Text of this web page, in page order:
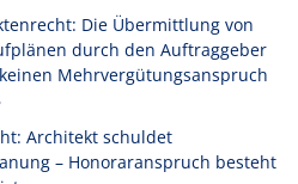
Die Übermittlung von
durch den Auftraggeber
Mehrvergütungsanspruch
Architekt schuldet
– Honoraranspruch besteht